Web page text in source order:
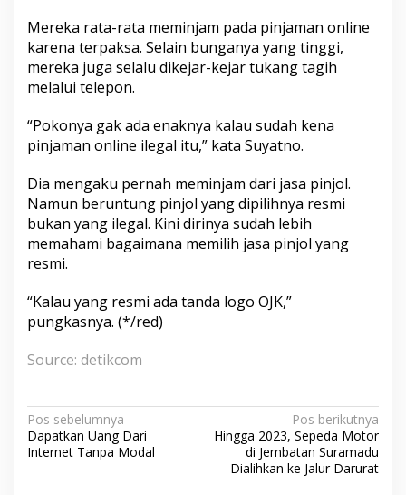
Mereka rata-rata meminjam pada pinjaman online
karena terpaksa. Selain bunganya yang tinggi,
mereka juga selalu dikejar-kejar tukang tagih
melalui telepon.
“Pokonya gak ada enaknya kalau sudah kena
pinjaman online ilegal itu,” kata Suyatno.
Dia mengaku pernah meminjam dari jasa pinjol.
Namun beruntung pinjol yang dipilihnya resmi
bukan yang ilegal. Kini dirinya sudah lebih
memahami bagaimana memilih jasa pinjol yang
resmi.
“Kalau yang resmi ada tanda logo OJK,”
pungkasnya. (*/red)
Source: detikcom
N
a
Pos sebelumnya
Dapatkan Uang Dari
Internet Tanpa Modal
Pos berikutnya
Hingga 2023, Sepeda Motor
di Jembatan Suramadu
Dialihkan ke Jalur Darurat